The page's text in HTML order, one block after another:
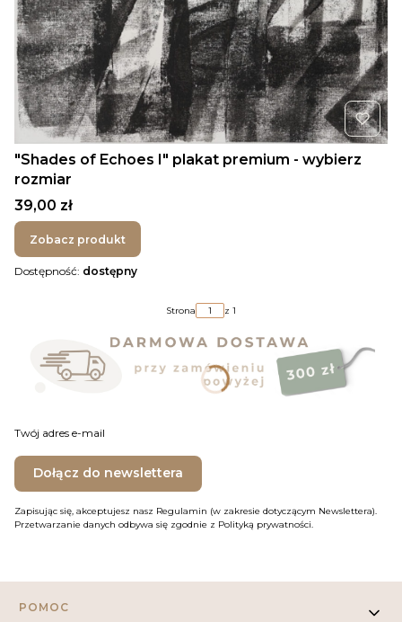
"Shades of Echoes I" plakat premium - wybierz
rozmiar
Cena
39,00 zł
Zobacz produkt
Dostępność: dostępny
Strona z 1
Twój adres e-mail
Dołącz do newslettera
Zapisując się, akceptujesz nasz Regulamin (w zakresie dotyczącym Newslettera).
Przetwarzanie danych odbywa się zgodnie z Polityką prywatności.
Linki w stopce
POMOC